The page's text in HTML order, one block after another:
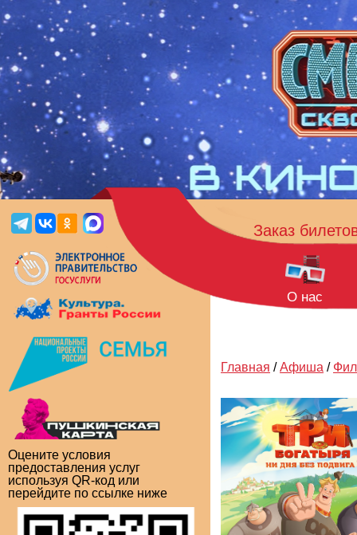
Оцените условия
предоставления услуг
используя QR-код или
перейдите по ссылке ниже
Заказ
О нас
Главная / Афиша /